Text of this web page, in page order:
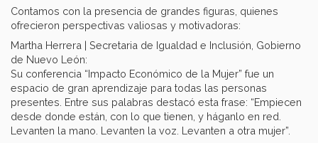
Contamos con la presencia de grandes figuras, quienes
ofrecieron perspectivas valiosas y motivadoras: ​
Martha Herrera | Secretaria de Igualdad e Inclusión, Gobierno
de Nuevo León: ​
Su conferencia “Impacto Económico de la Mujer” fue un
espacio de gran aprendizaje para todas las personas
presentes. Entre sus palabras destacó esta frase: “Empiecen
desde donde están, con lo que tienen, y háganlo en red.
Levanten la mano. Levanten la voz. Levanten a otra mujer”.​